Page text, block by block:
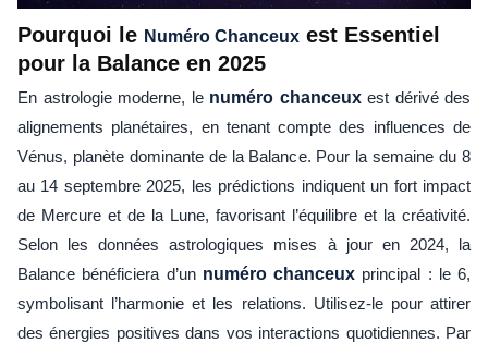
Pourquoi le Numéro Chanceux est Essentiel
pour la Balance en 2025
En astrologie moderne, le numéro chanceuxest dérivé des
alignements planétaires, en tenant compte des influences de
Vénus, planète dominante de la Balance. Pour la semaine du 8
au 14 septembre 2025, les prédictions indiquent un fort impact
de Mercure et de la Lune, favorisant l’équilibre et la créativité.
Selon les données astrologiques mises à jour en 2024, la
Balance bénéficiera d’un numéro chanceux principal : le 6,
symbolisant l’harmonie et les relations. Utilisez-le pour attirer
des énergies positives dans vos interactions quotidiennes. Par